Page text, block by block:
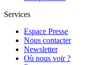
Services
Espace Presse
Nous contacter
Newsletter
Où nous voir ?